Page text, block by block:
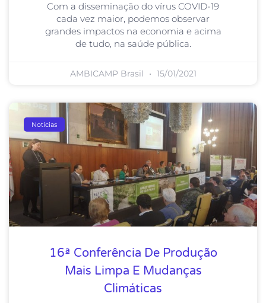
Com a disseminação do vírus COVID-19
cada vez maior, podemos observar
grandes impactos na economia e acima
de tudo, na saúde pública.
AMBICAMP Brasil 15/01/2021
Notícias
16ª Conferência De Produção
Mais Limpa E Mudanças
Climáticas